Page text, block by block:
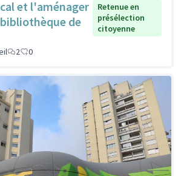
et l'aménager
de
Retenue en
présélection
citoyenne
2 0